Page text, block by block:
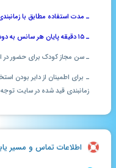
ـ مدت استفاده مطابق با
ـ ۱۵ دقیقه پایان هر سانس به دوش گرفتن و تعویض لباس اختصاص دارد.
ـ سن مجاز کودک برای حضور در استخر ۳ سال به
ـ برای اطمینان از دایر بودن
زمانبندی قید شده در سایت توجه
اطلاعات تماس و مسیر